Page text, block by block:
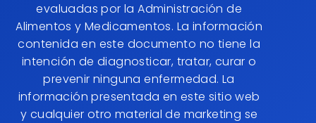
evaluadas por la Administración de
Alimentos y Medicamentos. La información
contenida en este documento no tiene la
intención de diagnosticar, tratar, curar o
prevenir ninguna enfermedad. La
información presentada en este sitio web
y cualquier otro material de marketing se